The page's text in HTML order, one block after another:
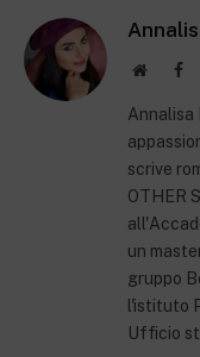
Website
Annalisa
scrive
OTHER
un
gruppo
l'istituto
Ufficio